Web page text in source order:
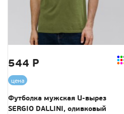
544 Р
цена
Футболка мужская U-вырез
SERGIO DALLINI, оливковый